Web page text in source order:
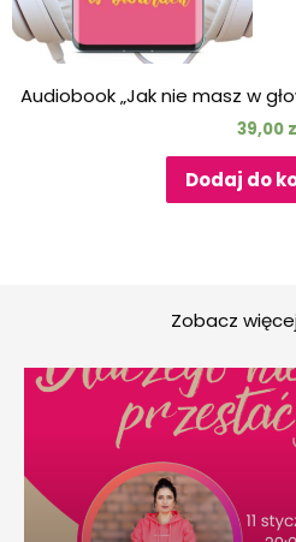
Audiobook „Jak nie masz w
39,00
Dodaj do
Zobacz